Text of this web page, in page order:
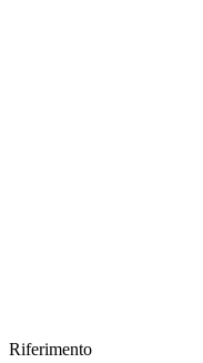
Riferimento